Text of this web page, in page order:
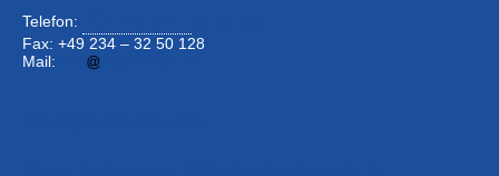
Telefon:
Fax: +49 234 – 32 50 128
Mail: